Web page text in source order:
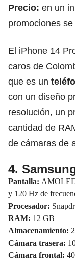
Precio: en un
promociones
El iPhone 14
caros de
que es un
con un diseño
resolución, un
cantidad de
de cámaras de
4.
Pantalla:
y 120 Hz de
Procesador:
RAM: 12 GB
Almacenamiento:
Cámara trasera:
Cámara frontal: